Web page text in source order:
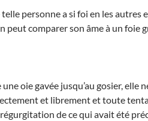
telle personne a si foi en les autres
peut comparer son âme à un foie
une oie gavée jusqu’au gosier, elle
et librement et toute
de ce qui avait été